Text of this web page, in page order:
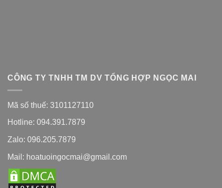
CÔNG TY TNHH TM DV TỔNG HỢP NGỌC MAI
Mã số thuế: 3101127110
Hotline: 094.391.7879
Zalo: 096.205.7879
Mail: hoatuoingocmai@gmail.com